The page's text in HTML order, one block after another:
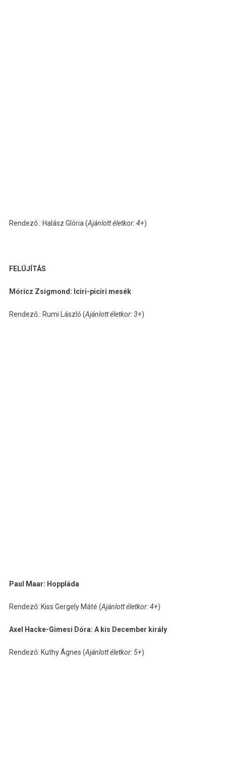
Rendező.: Halász Glória (Ajánlott életkor: 4+)
FELÚJÍTÁS
Móricz Zsigmond: Iciri-piciri mesék
Rendező.: Rumi László (Ajánlott életkor: 3+)
Paul Maar: Hoppláda
Rendező: Kiss Gergely Máté (Ajánlott életkor: 4+)
Axel Hacke-Gimesi Dóra: A kis December király
Rendező: Kuthy Ágnes (Ajánlott életkor: 5+)